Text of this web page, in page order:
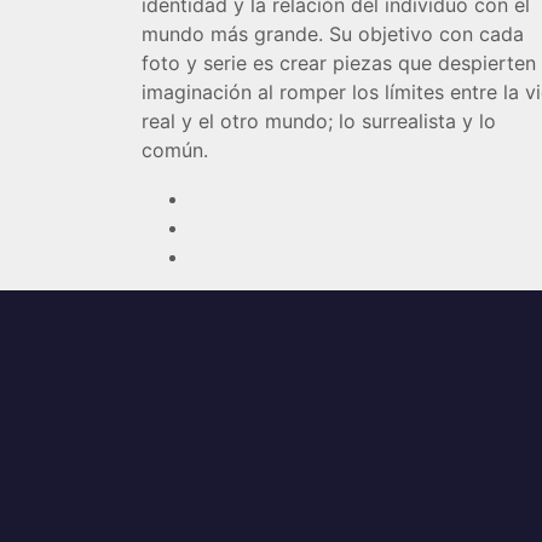
mundo más grande. Su objetivo con cada
foto y serie es crear piezas que despierten
imaginación al romper los límites entre la
real y el otro mundo; lo surrealista y lo
común.